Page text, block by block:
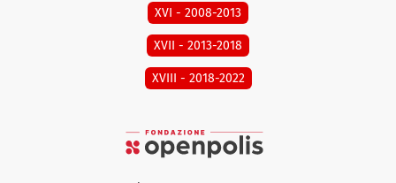
XVI - 2008-2013
XVII - 2013-2018
XVIII - 2018-2022